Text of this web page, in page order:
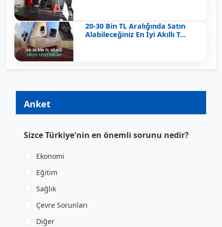
20-30 Bin TL Aralığında Satın
Alabileceğiniz En İyi Akıllı T...
Anket
Sizce Türkiye'nin en önemli sorunu nedir?
Ekonomi
Eğitim
Sağlık
Çevre Sorunları
Diğer